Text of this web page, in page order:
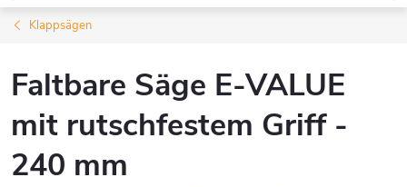
Klappsägen
Faltbare Säge E-VALUE
mit rutschfestem Griff -
240 mm